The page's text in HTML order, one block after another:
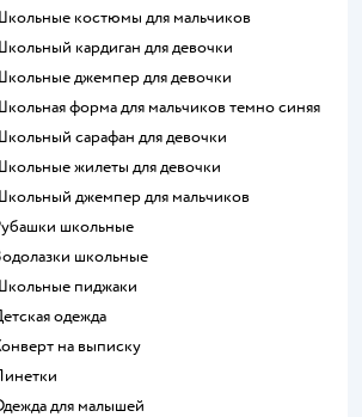
Школьные костюмы для мальчиков
Школьный кардиган для девочки
Школьные джемпер для девочки
Школьная форма для мальчиков темно синяя
Школьный сарафан для девочки
Школьные жилеты для девочки
Школьный джемпер для мальчиков
Рубашки школьные
Водолазки школьные
Школьные пиджаки
Детская одежда
Конверт на выписку
Пинетки
Одежда для малышей